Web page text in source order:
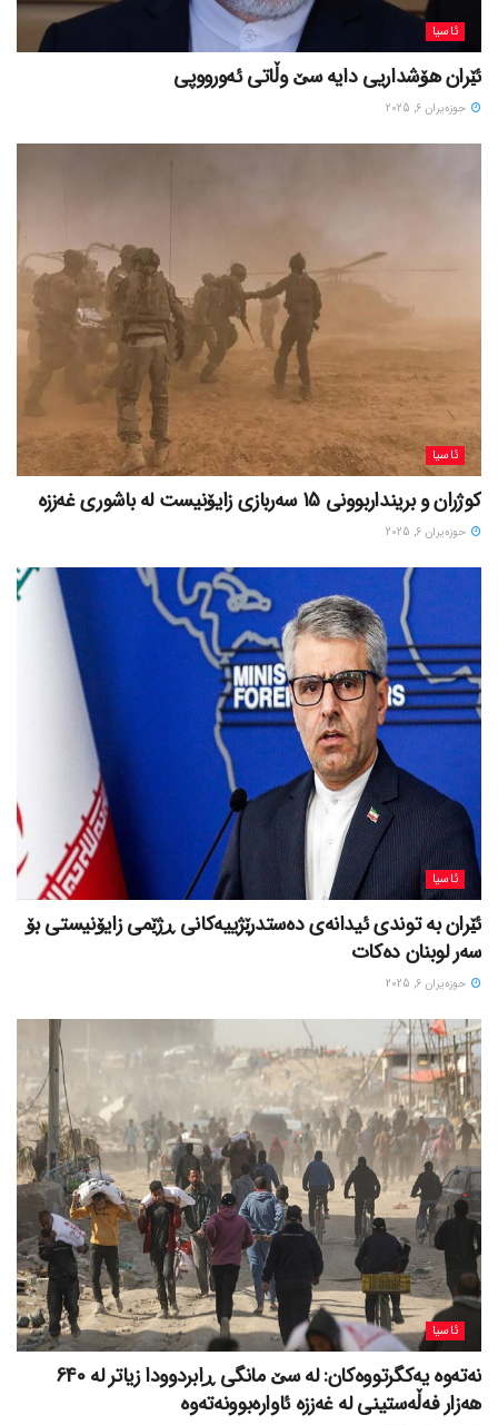
ئاسیا
ئێران هۆشداریی دایە سێ وڵاتی ئەورووپی
حوزه‌یران 6, 2025
ئاسیا
کوژران و برینداربوونی 15 سەربازی زایۆنیست لە باشوری غەززە
حوزه‌یران 6, 2025
ئاسیا
ئێران بە توندی ئیدانەی دەستدرێژییەکانی ڕژێمی زایۆنیستی بۆ
سەر لوبنان دەکات
حوزه‌یران 6, 2025
ئاسیا
نەتەوە یەکگرتووەکان: لە سێ مانگی ڕابردوودا زیاتر لە 640
هەزار فەڵەستینی لە غەززە ئاوارەبوونەتەوە